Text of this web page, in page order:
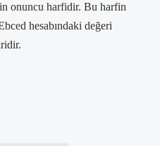
hesabındaki değeri